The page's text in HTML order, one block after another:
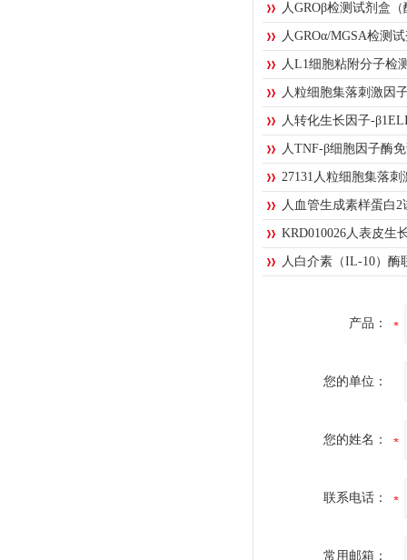
人GROβ检测试剂盒
人GROα/MGSA检测
人L1细胞粘附分子检
人粒细胞集落刺激因
人转化生长因子-
人TNF-β细胞因子酶
27131人粒细胞集落
人血管生成素样蛋白2
KRD010026人表皮生
人白介素（IL-10）酶
产品：
您的单位：
您的姓名：
联系电话：
常用邮箱：